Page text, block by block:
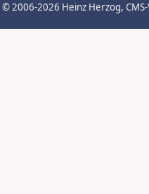
© 2006-2026 Heinz Herzog,